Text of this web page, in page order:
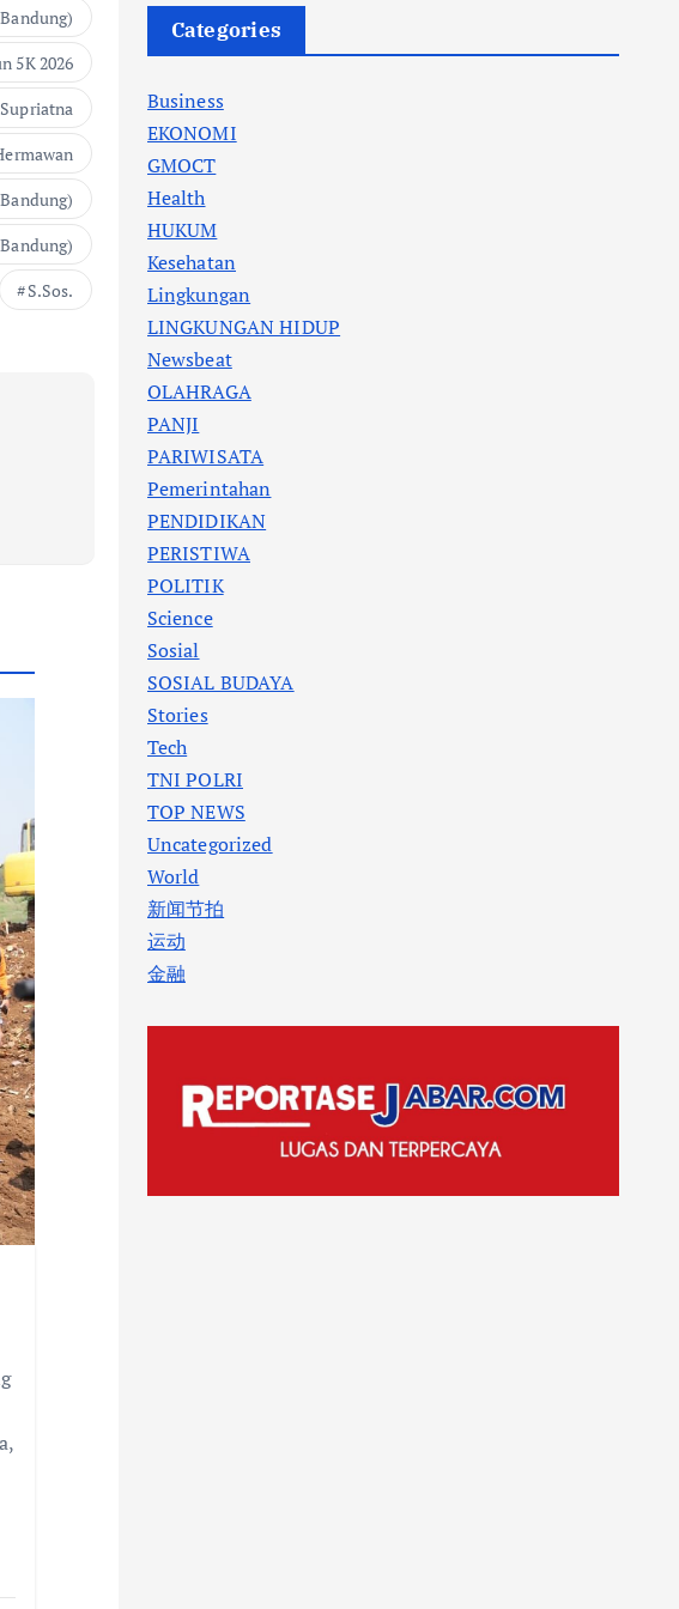
5K 2026
S.Sos.
Categories
Business
EKONOMI
GMOCT
Health
HUKUM
Kesehatan
Lingkungan
LINGKUNGAN HIDUP
Newsbeat
OLAHRAGA
PANJI
PARIWISATA
Pemerintahan
PENDIDIKAN
PERISTIWA
POLITIK
Science
Sosial
SOSIAL BUDAYA
Stories
Tech
TNI POLRI
TOP NEWS
Uncategorized
World
新闻节拍
运动
金融